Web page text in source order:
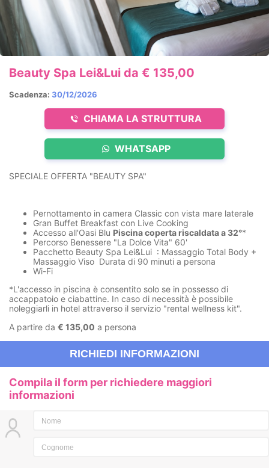
CHIAMA LA STRUTTURA
WHATSAPP
Scadenza: 30/12/2026
Beauty Spa Lei&Lui da € 135,00
SPECIALE OFFERTA "BEAUTY SPA"
Pernottamento in camera Classic con vista mare laterale
Gran Buffet Breakfast con Live Cooking
Accesso all'Oasi Blu Piscina coperta riscaldata a 32°*
Percorso Benessere "La Dolce Vita" 60'
Pacchetto Beauty Spa Lei&Lui : Massaggio Total Body +
Massaggio Viso Durata di 90 minuti a persona
Wi-Fi
*L'accesso in piscina è consentito solo se in possesso di
accappatoio e ciabattine. In caso di necessità è possibile
noleggiarli in hotel attraverso il servizio "rental wellness kit".
A partire da € 135,00 a persona
RICHIEDI INFORMAZIONI
Compila il form per richiedere maggiori
informazioni